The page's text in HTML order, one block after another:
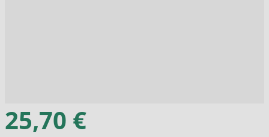
25,70 €